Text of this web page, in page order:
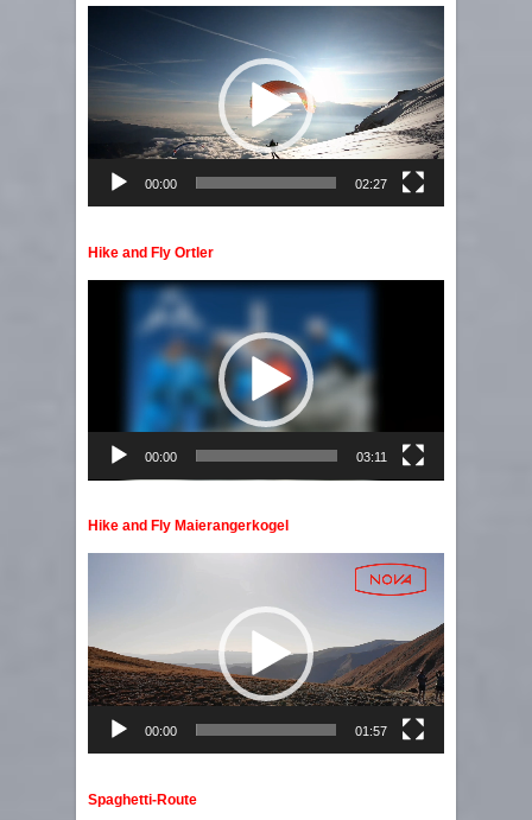
00:00 02:27
Hike and Fly Ortler
00:00 03:11
Hike and Fly Maierangerkogel
00:00 01:57
Spaghetti-Route